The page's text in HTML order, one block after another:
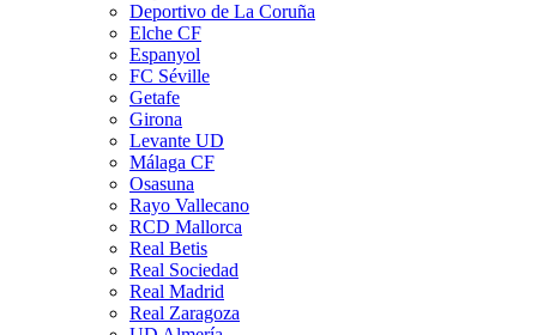
Deportivo de La Coruña
Elche CF
Espanyol
FC Séville
Getafe
Girona
Levante UD
Málaga CF
Osasuna
Rayo Vallecano
RCD Mallorca
Real Betis
Real Sociedad
Real Madrid
Real Zaragoza